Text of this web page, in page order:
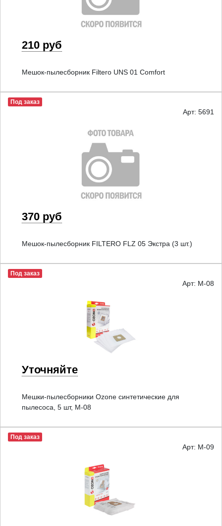
210 руб
Мешок-пылесборник Filtero UNS 01 Comfort
Под заказ
Арт: 5691
370 руб
Мешок-пылесборник FILTERO FLZ 05 Экстра (3 шт.)
Под заказ
Арт: M-08
Уточняйте
Мешки-пылесборники Ozone синтетические для
пылесоса, 5 шт, M-08
Под заказ
Арт: M-09